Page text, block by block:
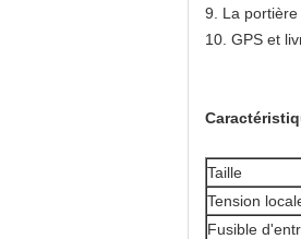
9. La
10. GPS et
Taille
Tension
Fusible